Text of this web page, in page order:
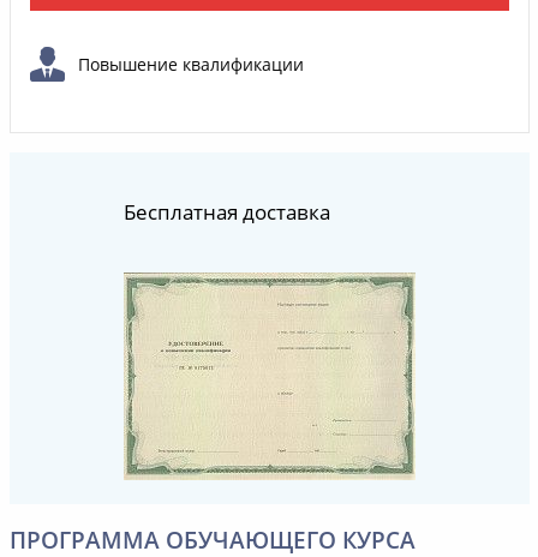
Повышение квалификации
Бесплатная доставка
ПРОГРАММА ОБУЧАЮЩЕГО КУРСА